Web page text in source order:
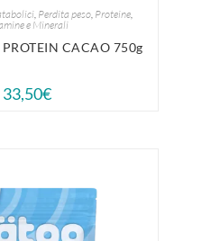
, Perdita peso, Proteine,
e Minerali
PROTEIN CACAO 750g
33,50€